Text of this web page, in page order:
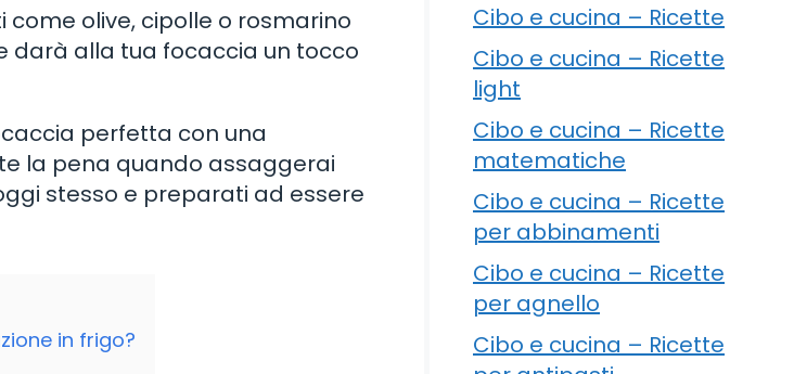
come olive, cipolle o rosmarino
darà alla tua focaccia un tocco
perfetta con una
la pena quando assaggerai
stesso e preparati ad essere
in frigo?
Cibo e cucina – Ricette
Cibo e cucina – Ricette
light
Cibo e cucina – Ricette
matematiche
Cibo e cucina – Ricette
per abbinamenti
Cibo e cucina – Ricette
per agnello
Cibo e cucina – Ricette